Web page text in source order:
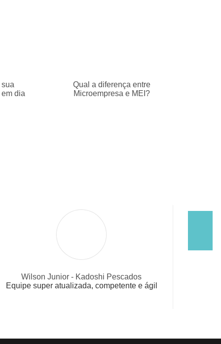
dia
Qual a diferença entre
Microempresa e MEI?
Karina Lisboa- Kouro Multimarcas
Relato de uma cliente muito satisfeita